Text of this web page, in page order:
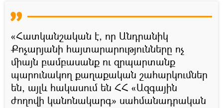
«Հատկանշական է, որ Անդրանիկ
Քոչարյանի հայտարարությունները ոչ
միայն բամբասանք ու զրպարտանք
պարունակող քաղաքական շահարկումներ
են, այլև հակասում են ՀՀ «Ազգային
ժողովի կանոնակարգ» սահմանադրական